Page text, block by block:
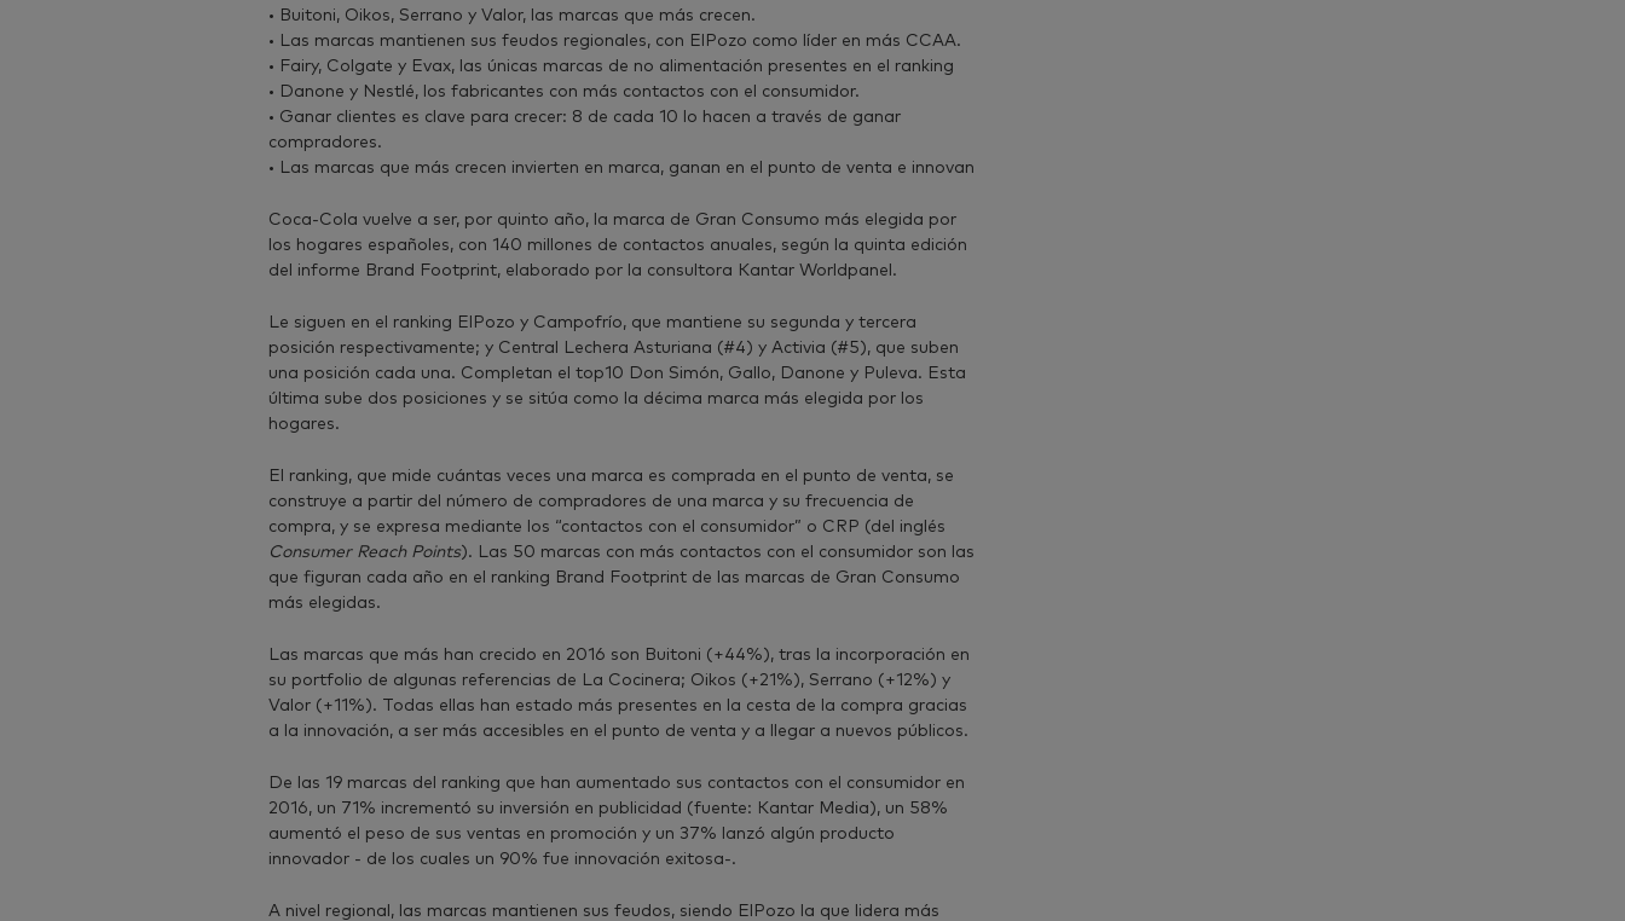
• Buitoni, Oikos, Serrano y Valor, las marcas que más crecen.
• Las marcas mantienen sus feudos regionales, con ElPozo como líder en más CCAA.
• Fairy, Colgate y Evax, las únicas marcas de no alimentación presentes en el ranking
• Danone y Nestlé, los fabricantes con más contactos con el consumidor.
• Ganar clientes es clave para crecer: 8 de cada 10 lo hacen a través de ganar
compradores.
• Las marcas que más crecen invierten en marca, ganan en el punto de venta e innovan
Coca-Cola vuelve a ser, por quinto año, la marca de Gran Consumo más elegida por
los hogares españoles, con 140 millones de contactos anuales, según la quinta edición
del informe Brand Footprint, elaborado por la consultora Kantar Worldpanel.
Le siguen en el ranking ElPozo y Campofrío, que mantiene su segunda y tercera
posición respectivamente; y Central Lechera Asturiana (#4) y Activia (#5), que suben
una posición cada una. Completan el top10 Don Simón, Gallo, Danone y Puleva. Esta
última sube dos posiciones y se sitúa como la décima marca más elegida por los
hogares.
El ranking, que mide cuántas veces una marca es comprada en el punto de venta, se
construye a partir del número de compradores de una marca y su frecuencia de
compra, y se expresa mediante los “contactos con el consumidor” o CRP (del inglés
Consumer Reach Points). Las 50 marcas con más contactos con el consumidor son las
que figuran cada año en el ranking Brand Footprint de las marcas de Gran Consumo
más elegidas.
Las marcas que más han crecido en 2016 son Buitoni (+44%), tras la incorporación en
su portfolio de algunas referencias de La Cocinera; Oikos (+21%), Serrano (+12%) y
Valor (+11%). Todas ellas han estado más presentes en la cesta de la compra gracias
a la innovación, a ser más accesibles en el punto de venta y a llegar a nuevos públicos.
De las 19 marcas del ranking que han aumentado sus contactos con el consumidor en
2016, un 71% incrementó su inversión en publicidad (fuente: Kantar Media), un 58%
aumentó el peso de sus ventas en promoción y un 37% lanzó algún producto
innovador - de los cuales un 90% fue innovación exitosa-.
A nivel regional, las marcas mantienen sus feudos, siendo ElPozo la que lidera más